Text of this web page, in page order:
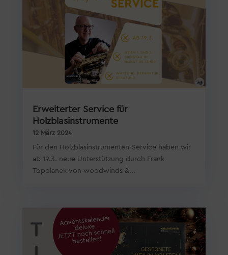
Erweiterter Service für
Holzblasinstrumente
12 März 2024
Für den Holzblasinstrumenten-Service haben wir
ab 19.3. neue Unterstützung durch Frank
Topolanek von woodwinds &...